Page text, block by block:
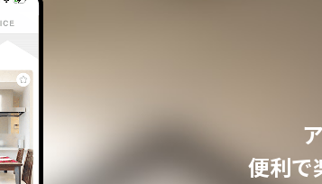
便利で